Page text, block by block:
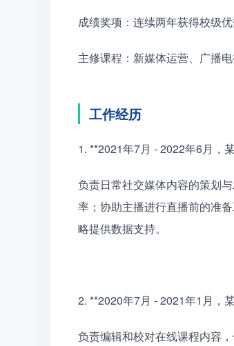
成绩奖项：连续两年获得校级
主修课程：新媒体运营、广播
工作经历
1. **2021年7月 - 2022年6月
负责日常社交媒体内容的策划
率；协助主播进行直播前的准
略提供数据支持。
2. **2020年7月 - 2021年1月
负责编辑和校对在线课程内容